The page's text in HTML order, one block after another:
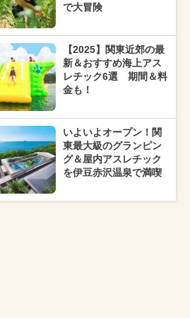
で大冒険
【2025】関東近郊の最
新＆おすすめ海上アス
レチック6選 期間＆料
金も！
いよいよオープン！関
東最大級のグランピン
グ＆屋内アスレチック
を伊豆赤沢温泉で満喫